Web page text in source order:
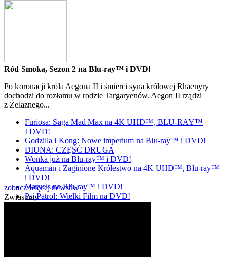
Ród Smoka, Sezon 2 na Blu-ray™ i DVD!
Po koronacji króla Aegona II i śmierci syna królowej Rhaenyry
dochodzi do rozłamu w rodzie Targaryenów. Aegon II rządzi
z Żelaznego...
Furiosa: Saga Mad Max na 4K UHD™, BLU-RAY™
I DVD!
Godzilla i Kong: Nowe imperium na Blu-ray™ i DVD!
DIUNA: CZĘŚĆ DRUGA
Wonka już na Blu-ray™ i DVD!
Aquaman i Zaginione Królestwo na 4K UHD™, Blu-ray™
i DVD!
Marvels na Blu-ray™ i DVD!
Psi Patrol: Wielki Film na DVD!
zobacz więcej newsów »
Zwiastuny